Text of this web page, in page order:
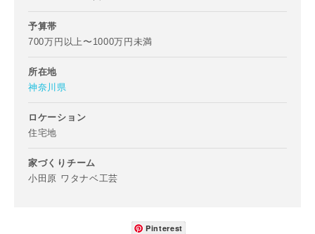
予算帯
700万円以上〜1000万円未満
所在地
神奈川県
ロケーション
住宅地
家づくりチーム
小田原 ワタナベ工芸
Pinterest